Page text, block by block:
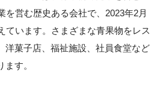
を営む歴史ある会社で、2023年2月
ています。さまざまな青果物をレス
洋菓子店、福祉施設、社員食堂など
す。